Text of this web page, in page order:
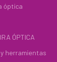
óptica
ÓPTICA
herramientas